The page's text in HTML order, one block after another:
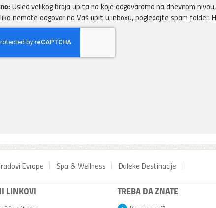
Usled velikog broja upita na koje odgovaramo na dnevnom
nemate odgovor na Vaš upit u inboxu, pogledajte spam folder.
Evrope Spa & Wellness Daleke Destinacije
LINKOVI TREBA DA ZNATE